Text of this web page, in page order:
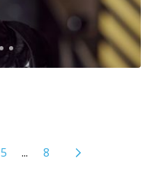
5 ... 8